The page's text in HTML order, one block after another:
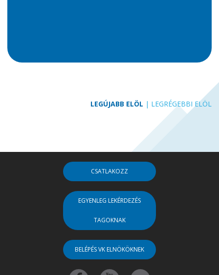
LEGÚJABB ELÖL | LEGRÉGEBBI ELÖL
CSATLAKOZZ
EGYENLEG LEKÉRDEZÉS
TAGOKNAK
BELÉPÉS VK ELNÖKÖKNEK